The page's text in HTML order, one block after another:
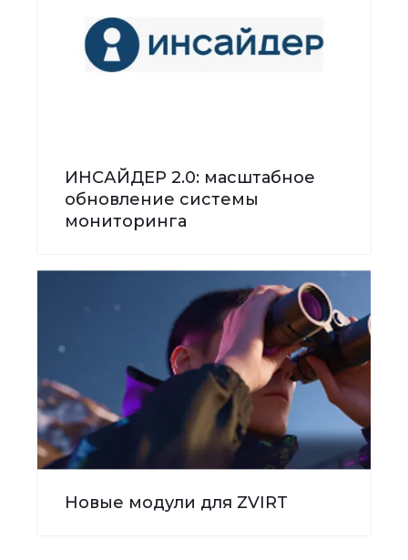
ИНСАЙДЕР 2.0: масштабное
обновление системы
мониторинга
Новые модули для ZVIRT